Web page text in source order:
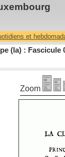
et
(la) : Fascicule
Zoom